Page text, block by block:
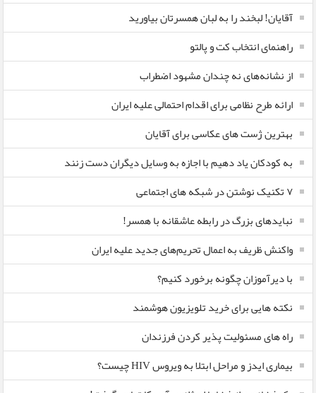
آقایان! لبخند را به لبان همسرتان بیاورید
راهنمای انتخاب کت و پالتو
از نشانه‌های نه چندان مشهود اضطراب
ارائه طرح نظامی برای اقدام احتمالی علیه ایران
بهترین ژست های عکاسی برای آقایان
به کودکان یاد دهیم با اجازه به وسایل دیگران دست زنند
۷ تکنیک نوشتن در شبکه های اجتماعی
نبایدهای بزرگ در رابطه عاشقانه با همسر!
واکنش ظریف به اعمال تحریم‌های جدید علیه ایران
با دیرآموزان چگونه برخورد کنیم؟
نکته هایی برای خرید تلویزیون هوشمند
راه های مسئولیت پذیر کردن فرزندان
بیماری ایدز و مراحل ابتلا به ویروس HIV چیست؟